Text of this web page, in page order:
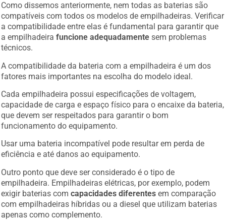
Como dissemos anteriormente, nem todas as baterias são
compatíveis com todos os modelos de empilhadeiras. Verificar
a compatibilidade entre elas é fundamental para garantir que
a empilhadeirafuncione adequadamente sem problemas
técnicos.
A compatibilidade da bateria com a empilhadeira é um dos
fatores mais importantes na escolha do modelo ideal.
Cada empilhadeira possui especificações de voltagem,
capacidade de carga e espaço físico para o encaixe da bateria,
que devem ser respeitados para garantir o bom
funcionamento do equipamento.
Usar uma bateria incompatível pode resultar em perda de
eficiência e até danos ao equipamento.
Outro ponto que deve ser considerado é o tipo de
empilhadeira. Empilhadeiras elétricas, por exemplo, podem
exigir baterias comcapacidades diferentes em comparação
com empilhadeiras híbridas ou a diesel que utilizam baterias
apenas como complemento.